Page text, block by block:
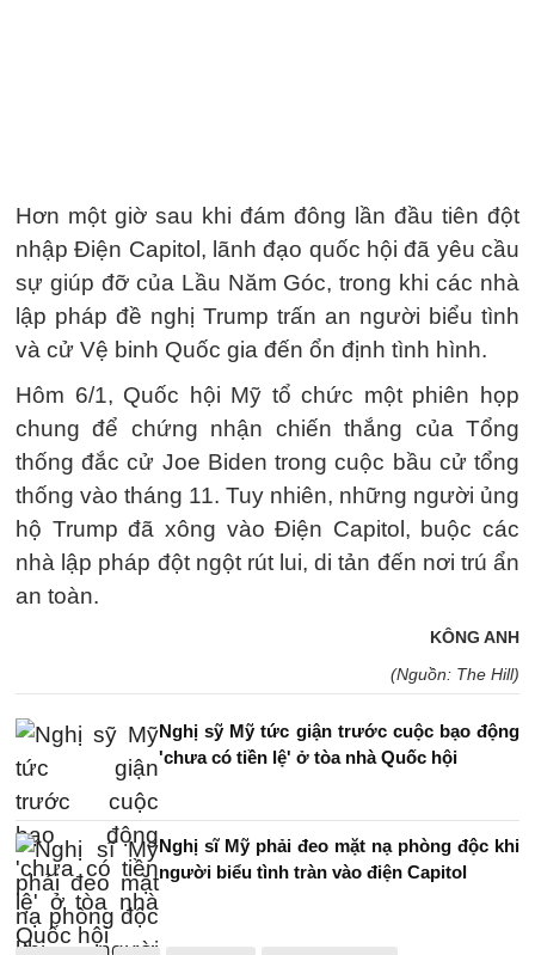
Hơn một giờ sau khi đám đông lần đầu tiên đột
nhập Điện Capitol, lãnh đạo quốc hội đã yêu cầu
sự giúp đỡ của Lầu Năm Góc, trong khi các nhà
lập pháp đề nghị Trump trấn an người biểu tình
và cử Vệ binh Quốc gia đến ổn định tình hình.
Hôm 6/1, Quốc hội Mỹ tổ chức một phiên họp
chung để chứng nhận chiến thắng của Tổng
thống đắc cử Joe Biden trong cuộc bầu cử tổng
thống vào tháng 11. Tuy nhiên, những người ủng
hộ Trump đã xông vào Điện Capitol, buộc các
nhà lập pháp đột ngột rút lui, di tản đến nơi trú ẩn
an toàn.
KÔNG ANH
(Nguồn: The Hill)
Nghị sỹ Mỹ tức giận trước cuộc bạo động
'chưa có tiền lệ' ở tòa nhà Quốc hội
Nghị sĩ Mỹ phải đeo mặt nạ phòng độc khi
người biểu tình tràn vào điện Capitol